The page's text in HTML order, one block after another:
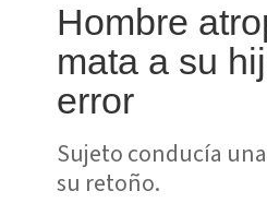
Hombre
mata a su
error
Sujeto conducía
su retoño.